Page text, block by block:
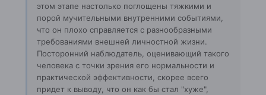
этом этапе настолько поглощены тяжкими и
порой мучительными внутренними событиями,
что он плохо справляется с разнообразными
требованиями внешней личностной жизни.
Посторонний наблюдатель, оценивающий такого
человека с точки зрения его нормальности и
практической эффективности, скорее всего
придет к выводу, что он как бы стал "хуже",